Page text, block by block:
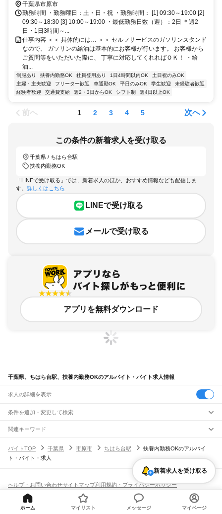
千葉県市原市
勤務時間 ・勤務曜日：土・日・祝 ・勤務時間： [1] 09:30～19:00 [2]
09:30～18:30 [3] 10:00～19:00 ・最低勤務日数（週）：2日 ＊週2
日・1日3時間～...
仕事内容 ＜＜ 具体的には… ＞＞ セルフサービスのガソリンスタンド
なので、 ガソリンの給油は基本的にお客様が行います。 お客様から
ご質問等をいただいた際に、 丁寧に対応してくれればＯＫ！ ・給
油...
制服あり 扶養内勤務OK 社員登用あり 1日4時間以内OK
土日祝のみOK
主婦・主夫歓迎
フリーター歓迎 車通勤OK 平日のみOK 学生歓迎
未経験者歓迎
経験者歓迎
交通費支給 週2・3日からOK シフト制 週4日以上OK
前へ 1 2 3 4 5 次へ
この条件の新着求人を受け取る
千葉県 / ちはら台駅
扶養内勤務OK
「LINEで受け取る」では、新着求人のほか、おすすめ情報なども配信しま
す。 詳しくはこちら
LINEで受け取る
メールで受け取る
アプリを無料ダウンロード
千葉県、ちはら台駅、扶養内勤務OKのアルバイト・バイト求人情報
求人の詳細を表示
条件を追加・変更して検索
市区町村を追加・変更
千葉県すべて
千葉市 すべて
野田市
旭市習志野市柏市勝浦市市原市流山市八千代市我孫子市鴨川市鎌ケ谷市
君津市
四街道市 印西市
南房総市
匝瑳市
いすみ市 印旛郡 香取郡
夷隅郡
駅を追加・変更
船橋法典駅西船橋駅
JR中央・総武線
市川駅
下総中山駅西船橋駅 東船橋駅津田沼駅 幕張本郷駅幕張駅
新検見川駅
西千葉駅千葉駅
職種を追加・変更
飲食・フードサービスすべて
ホールスタッフ
キッチンスタッフ 精肉・鮮魚加工
給食調理
パン屋（ベーカリー）
フードカウンター販売員
バー（BAR）・バーテンダー
飲食店補助（開店・閉店準備） 飲食店（店長・マネージャー）
日払いOK
学生歓迎 髪型・髪色自由
ネイルOK
ピアスOK
オープニングスタッフ 留学生・外国人活躍中
雇用形態を追加・変更
アルバイト・パート
関連キーワード
バイトTOP
千葉県 市原市 ちはら台駅
扶養内勤務OKのアルバイ
ト・バイト・求人
新着求人を受け取る
ヘルプ・お問い合わせサイトマップ利用規約・プライバシーポリシー
[企業]求人広告の掲載相談
ホーム マイリスト メッセージ マイページ